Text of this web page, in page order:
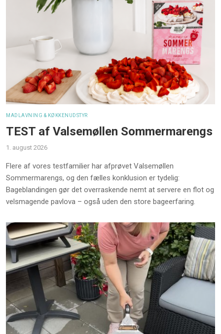
MADLAVNING & KØKKENUDSTYR
TEST af Valsemøllen Sommermarengs
1. august 2026
Flere af vores testfamilier har afprøvet Valsemøllen
Sommermarengs, og den fælles konklusion er tydelig:
Bageblandingen gør det overraskende nemt at servere en flot og
velsmagende pavlova – også uden den store bageerfaring.